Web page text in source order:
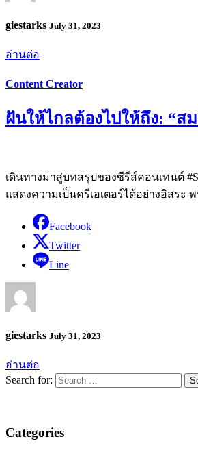
giestarks July 31, 2023
อ่านต่อ
Content Creator
ฝันให้ไกลต้องไปให้ถึง: “ส
เดินทางมาสู่บทสรุปของซีรีส์คอนเทนต์
แสดงความเป็นครีเอเตอร์ได้อย่างอิสร
Facebook
Twitter
Line
giestarks July 31, 2023
อ่านต่อ
Search for:
Categories